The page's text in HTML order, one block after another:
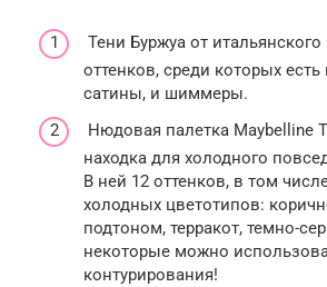
Тени Буржуа от
оттенков, среди которых
сатины, и шиммеры.
Нюдовая палетка Maybelline
находка для холодного
В ней 12 оттенков, в том
холодных цветотипов:
подтоном, терракот, темно-
некоторые можно
контурирования!